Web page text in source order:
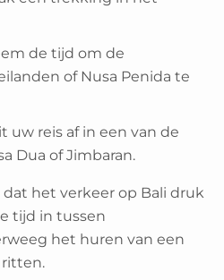
de tijd om de
of Nusa Penida te
uw reis af in een van de
Dua of Jimbaran.
het verkeer op Bali druk
tijd in tussen
het huren van een
ritten.